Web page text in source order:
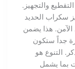
والتجهيز.
سكراب الحديد
الآمن. هذا يضمن
جداً ستكون
التنوع هو
بما يشمل